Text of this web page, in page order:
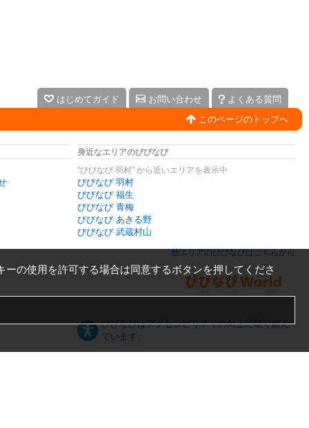
はじめてガイド お問い合わせ
よくある質問
このページのトップへ
身近なエリアのびびなび
"びびなび 羽村" から近いエリアを表示中
びびなび 羽村
びびなび 福生
びびなび 青梅
びびなび あきる野
びびなび 武蔵村山
他エリアのびびなびはこちらから
びびなびはアクセシビリティの向上に取り組ん
でいます。
ーの使用を許可する場合は同意するボタンを押してくださ